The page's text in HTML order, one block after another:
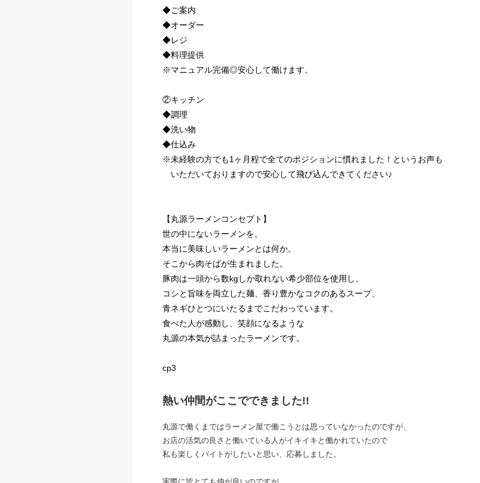
◆ご案内
◆オーダー
◆レジ
◆料理提供
※マニュアル完備◎安心して働けます。
②キッチン
◆調理
◆洗い物
◆仕込み
※未経験の方でも1ヶ月程で全てのポジションに慣れました！というお声も
いただいておりますので安心して飛び込んできてください♪
【丸源ラーメンコンセプト】
世の中にないラーメンを。
本当に美味しいラーメンとは何か。
そこから肉そばが生まれました。
豚肉は一頭から数kgしか取れない希少部位を使用し、
コシと旨味を両立した麺、香り豊かなコクのあるスープ、
青ネギひとつにいたるまでこだわっています。
食べた人が感動し、笑顔になるような
丸源の本気が詰まったラーメンです。
cp3
熱い仲間がここでできました!!
丸源で働くまではラーメン屋で働こうとは思っていなかったのですが、
お店の活気の良さと働いている人がイキイキと働かれていたので
私も楽しくバイトがしたいと思い、応募しました。